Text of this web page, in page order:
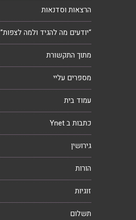
הרצאות וסדנאות
“יודעים מה להגיד ולמה לצפות”
מתוך התקשורת
מספרים עליי
עמוד בית
כתבות ב Ynet
גירושין
הורות
זוגיות
תשלום